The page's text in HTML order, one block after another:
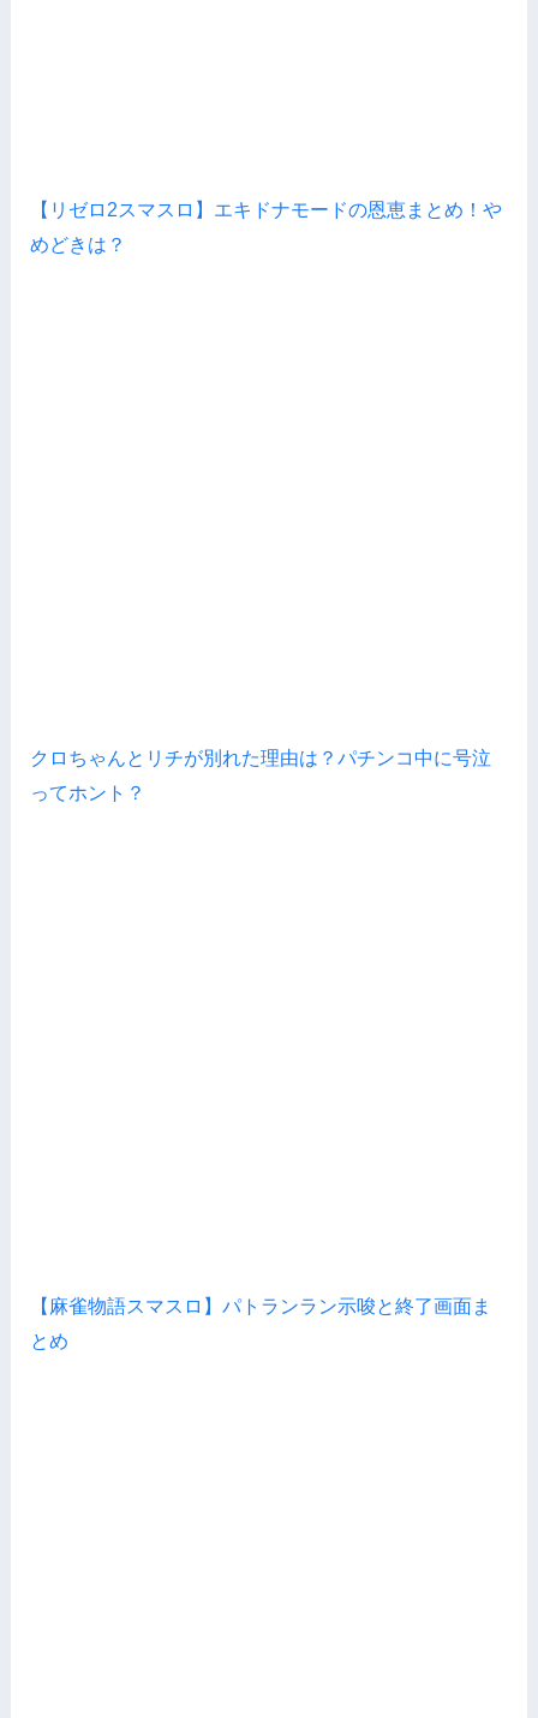
【リゼロ2スマスロ】エキドナモードの恩恵まとめ！や
めどきは？
クロちゃんとリチが別れた理由は？パチンコ中に号泣
ってホント？
【麻雀物語スマスロ】パトランラン示唆と終了画面ま
とめ